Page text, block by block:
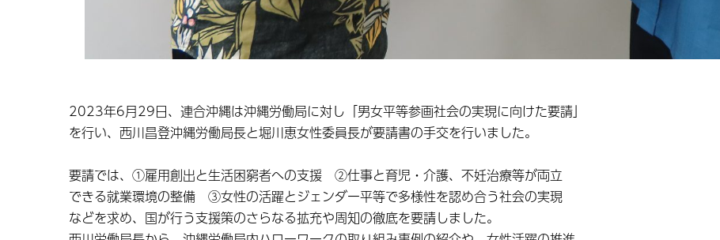
2023年6月29日、連合沖縄は沖縄労働局に対し「男女平等参画社会の実現に向けた要請」
を行い、西川昌登沖縄労働局長と堀川恵女性委員長が要請書の手交を行いました。
要請では、①雇用創出と生活困窮者への支援 ②仕事と育児・介護、不妊治療等が両立
できる就業環境の整備 ③女性の活躍とジェンダー平等で多様性を認め合う社会の実現
などを求め、国が行う支援策のさらなる拡充や周知の徹底を要請しました。